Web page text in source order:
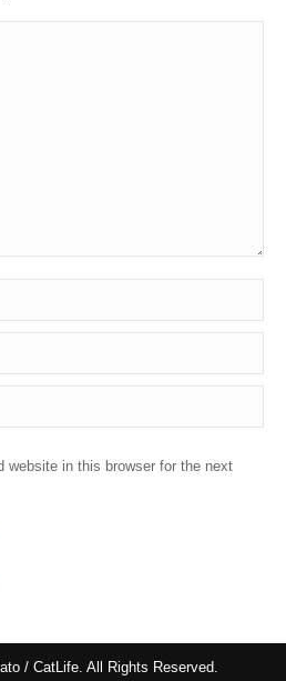
website in this browser for the next
/ CatLife. All Rights Reserved.